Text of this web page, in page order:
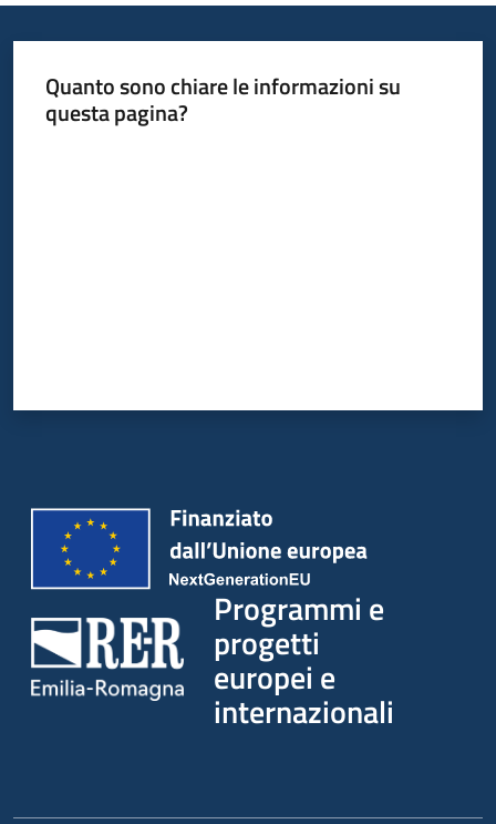
Quanto sono chiare le informazioni su
questa pagina?
Programmi e
progetti
europei e
internazionali